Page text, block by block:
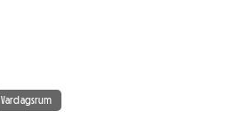
Vardagsrum